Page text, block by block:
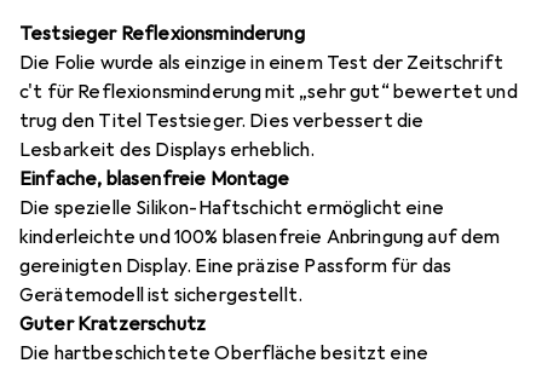
Testsieger Reflexionsminderung
Die Folie wurde als einzige in einem Test der Zeitschrift
c't für Reflexionsminderung mit „sehr gut“ bewertet und
trug den Titel Testsieger. Dies verbessert die
Lesbarkeit des Displays erheblich.
Einfache, blasenfreie Montage
Die spezielle Silikon-Haftschicht ermöglicht eine
kinderleichte und 100% blasenfreie Anbringung auf dem
gereinigten Display. Eine präzise Passform für das
Gerätemodell ist sichergestellt.
Guter Kratzerschutz
Die hartbeschichtete Oberfläche besitzt eine